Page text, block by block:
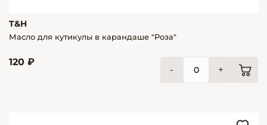
T&H
Масло для кутикулы в карандаше "Роза"
120 ₽
- +